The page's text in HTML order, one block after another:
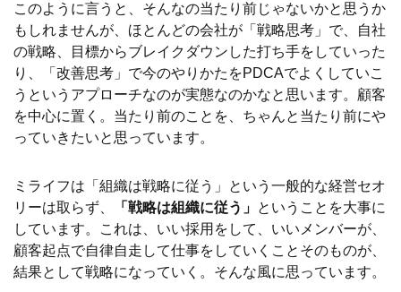
このように言うと、そんなの当たり前じゃないかと思うか
もしれませんが、ほとんどの会社が「戦略思考」で、自社
の戦略、目標からブレイクダウンした打ち手をしていった
り、「改善思考」で今のやりかたをPDCAでよくしていこ
うというアプローチなのが実態なのかなと思います。顧客
を中心に置く。当たり前のことを、ちゃんと当たり前にや
っていきたいと思っています。
ミライフは「組織は戦略に従う」という一般的な経営セオ
リーは取らず、
「戦略は組織に従う」 ということを大事に
しています。これは、いい採用をして、いいメンバーが、
顧客起点で自律自走して仕事をしていくことそのものが、
結果として戦略になっていく。そんな風に思っています。